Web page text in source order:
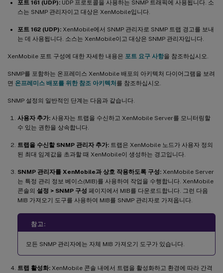
포트 161 (UDP): UDP 프로토콜을 사용하는 SNMP 트래픽에 사용됩니다. 소
스는 SNMP 관리자이고 대상은 XenMobile입니다.
포트 162 (UDP): XenMobile에서 SNMP 관리자로 SNMP 트랩 경고를 보내
는 데 사용됩니다. 소스는 XenMobile이고 대상은 SNMP 관리자입니다.
XenMobile 포트 구성에 대한 자세한 내용은 포트 요구 사항을 참조하십시오.
SNMP를 포함하는 온프레미스 XenMobile 배포의 아키텍처 다이어그램을 보려
면 온프레미스 배포를 위한 참조 아키텍처를 참조하십시오.
SNMP 설정의 일반적인 단계는 다음과 같습니다.
사용자 추가: 사용자는 트랩을 수신하고 XenMobile Server를 모니터링할
수 있는 권한을 상속합니다.
트랩을 수신할 SNMP 관리자 추가: 트랩은 XenMobile 노드가 사용자 정의
된 최대 임계값을 초과할 때 XenMobile이 생성하는 경고입니다.
SNMP 관리자를 XenMobile과 상호 작용하도록 구성: XenMobile Server
는 특정 관리 정보 베이스(MIB)를 사용하여 작업을 수행합니다. XenMobile
콘솔의 설정 > SNMP 구성 페이지에서 MIB를 다운로드합니다. 그런 다음
MIB 가져오기 도구를 사용하여 MIB를 SNMP 관리자로 가져옵니다.
참고:
모든 SNMP 관리자에는 자체 MIB 가져오기 도구가 있습니다.
트랩 활성화: XenMobile 콘솔 내에서 트랩을 활성화하고 환경에 따라 간격